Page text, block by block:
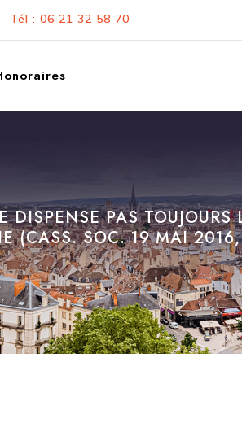
Tél : 06 21 32 58 70
PAS
(CASS. SOC. 19 MAI